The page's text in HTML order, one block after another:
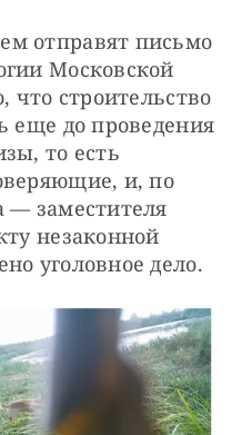
отправят письмо
Московской
что строительство
еще до проведения
то есть
и, по
— заместителя
незаконной
уголовное дело.